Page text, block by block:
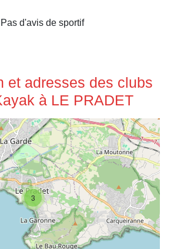
Pas d'avis de sportif
et adresses des clubs
à LE PRADET
3